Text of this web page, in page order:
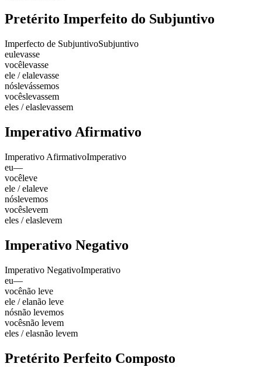
Pretérito Imperfeito do Subjuntivo
Imperfecto de SubjuntivoSubjuntivo
eulevasse
vocêlevasse
ele / elalevasse
nóslevássemos
vocêslevassem
eles / elaslevassem
Imperativo Afirmativo
Imperativo AfirmativoImperativo
eu—
vocêleve
ele / elaleve
nóslevemos
vocêslevem
eles / elaslevem
Imperativo Negativo
Imperativo NegativoImperativo
eu—
vocênão leve
ele / elanão leve
nósnão levemos
vocêsnão levem
eles / elasnão levem
Pretérito Perfeito Composto